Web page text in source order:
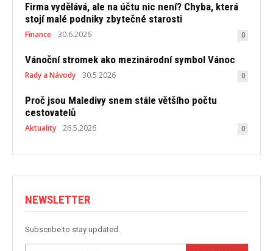
Firma vydělává, ale na účtu nic není? Chyba, která
stojí malé podniky zbytečné starosti
Finance 30.6.2026 0
Vánoční stromek ako mezinárodní symbol Vánoc
Rady a Návody 30.5.2026 0
Proč jsou Maledivy snem stále většího počtu
cestovatelů
Aktuality 26.5.2026 0
NEWSLETTER
Subscribe to stay updated.